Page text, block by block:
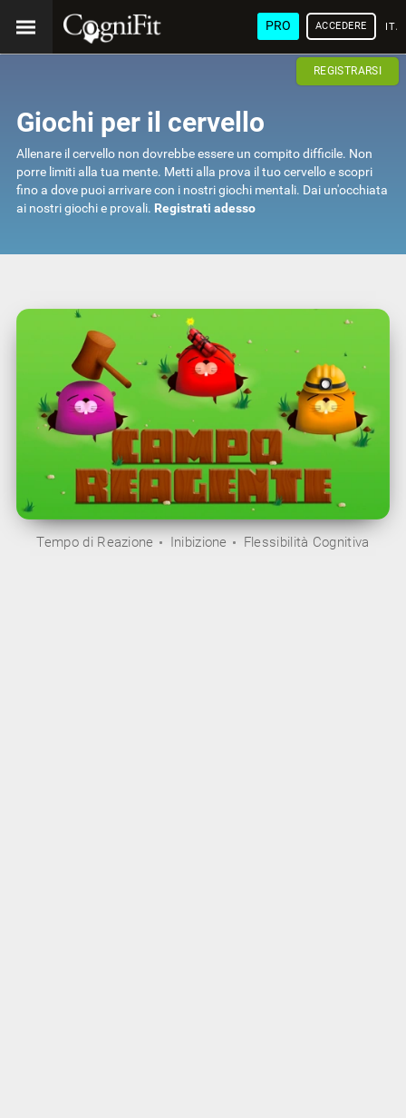
PRO ACCEDERE
REGISTRARSI
Giochi per il cervello
Allenare il cervello non dovrebbe essere un compito difficile. Non
porre limiti alla tua mente. Metti alla prova il tuo cervello e scopri
fino a dove puoi arrivare con i nostri giochi mentali. Dai un'occhiata
ai nostri giochi e provali. Registrati adesso
Tempo di Reazione Inibizione Flessibilità Cognitiva